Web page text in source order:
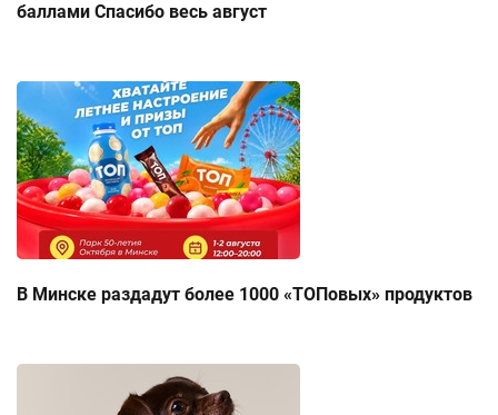
баллами Спасибо весь август
В Минске раздадут более 1000 «ТОПовых» продуктов